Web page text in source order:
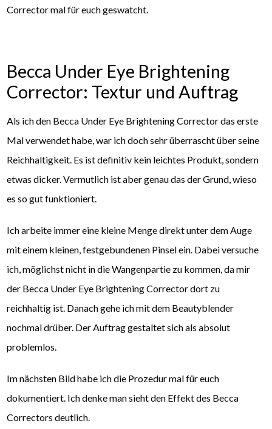
Corrector mal für euch geswatcht.
Becca Under Eye Brightening
Corrector: Textur und Auftrag
Als ich den Becca Under Eye Brightening Corrector das erste
Mal verwendet habe, war ich doch sehr überrascht über seine
Reichhaltigkeit. Es ist definitiv kein leichtes Produkt, sondern
etwas dicker. Vermutlich ist aber genau das der Grund, wieso
es so gut funktioniert.
Ich arbeite immer eine kleine Menge direkt unter dem Auge
mit einem kleinen, festgebundenen Pinsel ein. Dabei versuche
ich, möglichst nicht in die Wangenpartie zu kommen, da mir
der Becca Under Eye Brightening Corrector dort zu
reichhaltig ist. Danach gehe ich mit dem Beautyblender
nochmal drüber. Der Auftrag gestaltet sich als absolut
problemlos.
Im nächsten Bild habe ich die Prozedur mal für euch
dokumentiert. Ich denke man sieht den Effekt des Becca
Correctors deutlich.